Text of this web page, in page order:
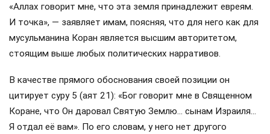
«Аллах говорит мне, что эта земля принадлежит евреям.
И точка», — заявляет имам, поясняя, что для него как для
мусульманина Коран является высшим авторитетом,
стоящим выше любых политических нарративов.
В качестве прямого обоснования своей позиции он
цитирует суру 5 (аят 21): «Бог говорит мне в Священном
Коране, что Он даровал Святую Землю… сынам Израиля…
Я отдал её вам». По его словам, у него нет другого